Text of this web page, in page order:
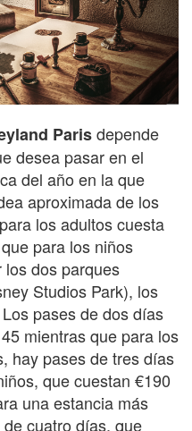
Parisdepende
desea pasar en el
del año en la que
aproximada de los
los adultos cuesta
para los niños
dos parques
Studios Park), los
pases de dos días
mientras que para los
hay pases de tres días
que cuestan €190
una estancia más
cuatro días, que